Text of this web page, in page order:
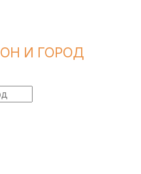
И ГОРОД